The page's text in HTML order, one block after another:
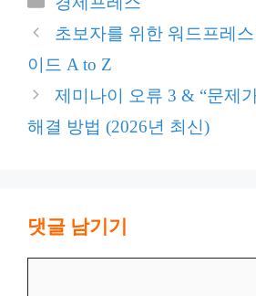
테
리
초보자를 위한 워드프레
이드 A to Z
제미나이 오류 3 & “문제
해결 방법 (2026년 최신)
댓글 남기기